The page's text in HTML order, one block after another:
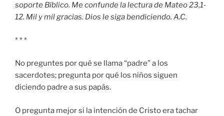
soporte Bíblico. Me confunde la lectura de Mateo 23,1-
12. Mil y mil gracias. Dios le siga bendiciendo. A.C.
* * *
No preguntes por qué se llama “padre” a los
sacerdotes; pregunta por qué los niños siguen
diciendo padre a sus papás.
O pregunta mejor si la intención de Cristo era tachar